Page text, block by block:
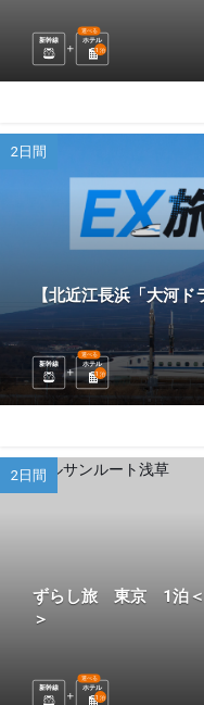
新幹線 ホテル
選べる
1 泊
2日間
【北近江長浜「大河
新幹線 ホテル
選べる
1 泊
2日間
ずらし旅 東京 1泊＜
＞
新幹線 ホテル
選べる
1 泊